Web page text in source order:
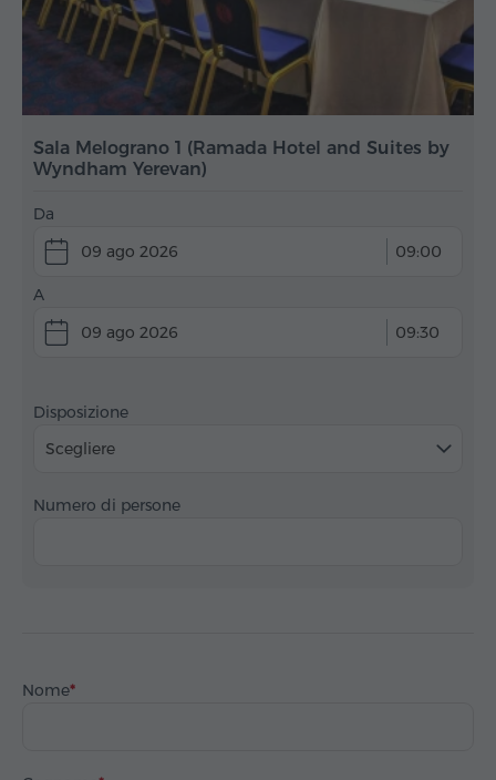
Sala Melograno 1 (Ramada Hotel and Suites by
Wyndham Yerevan)
Da
09 ago 2026
09:00
A
09 ago 2026
09:30
Disposizione
Scegliere
Numero di persone
Nome